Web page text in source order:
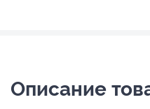
Описание